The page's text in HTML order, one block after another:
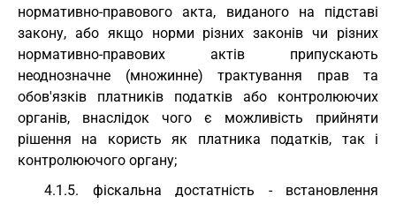
нормативно-правового акта, виданого на підставі
закону, або якщо норми різних законів чи різних
нормативно-правових актів припускають
неоднозначне (множинне) трактування прав та
обов'язків платників податків або контролюючих
органів, внаслідок чого є можливість прийняти
рішення на користь як платника податків, так і
контролюючого органу;
4.1.5. фіскальна достатність - встановлення